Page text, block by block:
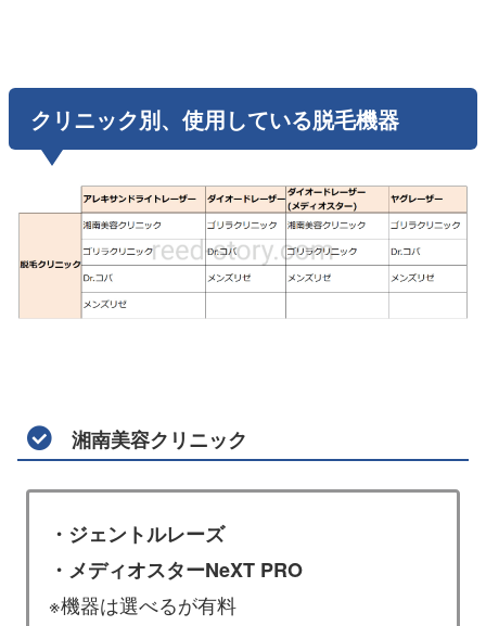
クリニック別、使用している脱毛機器
湘南美容クリニック
・ジェントルレーズ
・メディオスターNeXT PRO
※機器は選べるが有料